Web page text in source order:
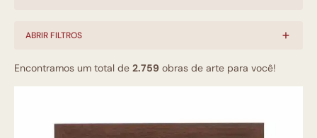
ABRIR FILTROS
Encontramos um total de 2.759 obras de arte para você!